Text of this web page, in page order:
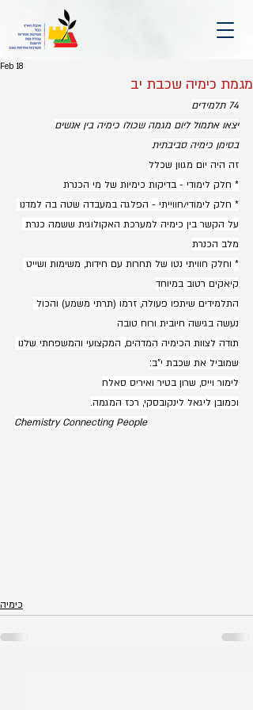
מגמת כימיה שכבת יב
Feb 18
74 תלמידים
יצאו אתמול ליום מגמה שכולו כימיה בין אנשים
בסימן כימיה סביבתית
זה היה יום מגוון שכלל
* חלק לימודי - בדיקות כימיות של מי הכנרת
* חלק לימודי/חווייתי - הפלגה במעבדה שטה בה למדנו
על הקשר בין כימיה למערכת האקולוגית ששמה כנרת
מלב הכנרת
* וחלק חוויתי נטו של תחרות עם חידות, משימות ושייט
קיאקים רטוב במיוחד
התלמידים שיתפו פעולה, זרמו (תרתי משמע) והכול
נעשה בגישה חיובית ורוח טובה
תודה לצוות הכימיה המדהים, המקצועי והמשפחתי שלנו
שמוביל את שכבת י"ב:
לימור וייס, שרון בטיר ואיריס סאלח
וכמובן ליגאל לינקובסקי, רכז המגמה.
Chemistry Connecting People
כימיה